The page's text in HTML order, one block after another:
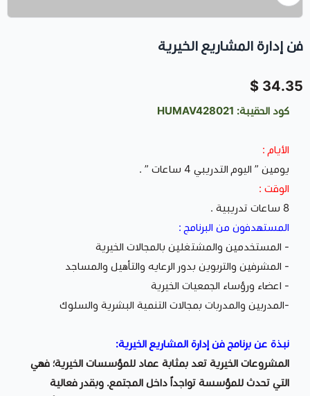
فن إدارة المشاريع الخيرية
34.35 $
كود الحقيبة: HUMAV428021
الأيام :
يومين ” اليوم التدريبي 4 ساعات ” .
الوقت :
8 ساعات تدريبية .
المستهدفون من البرنامج :
- المستخدمين والمشتغلين بالمجالات الخيرية
- المشرفين والتربوين بدور الرعايه والتأهيل والمساجد
- اعضاء ورؤساء الجمعيات الخيرية
-المدربين والمدربات بمجالات التنمية البشرية والسلوك
نبذة عن برنامج فن إدارة المشاريع الخيرية:
المشروعات الخيرية تعد بمثابة عماد للمؤسسات الخيرية؛ فهي
التي تحدث للمؤسسة تواجداً داخل المجتمع. وبقدر فعالية